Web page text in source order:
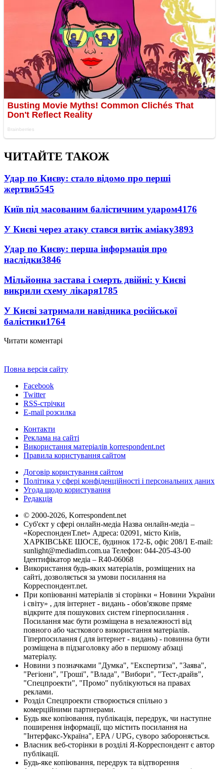
ЧИТАЙТЕ ТАКОЖ
Удар по Києву: стало відомо про перші
жертви5545
Київ під масованим балістичним ударом4176
У Києві через атаку стався витік аміаку3893
Удар по Києву: перша інформація про
наслідки3846
Мільйонна застава і смерть двійні: у Києві
викрили схему лікаря1785
У Києві затримали навідника російської
балістики1764
Читати коментарі
Повна версія сайту
Facebook
Twitter
RSS-стрічки
E-mail розсилка
Контакти
Реклама на сайті
Використання матеріалів korrespondent.net
Правила користування сайтом
Договір користування сайтом
Політика у сфері конфіденційності і персональних даних
Угода щодо користування
Редакція
© 2000-2026, Korrespondent.net
Суб'єкт у сфері онлайн-медіа Назва онлайн-медіа –
«КореспонденТ.net» Адреса: 02091, місто Київ,
ХАРКІВСЬКЕ ШОСЕ, будинок 172-Б, офіс 208/1 E-mail:
sunlight@mediadim.com.ua Телефон: 044-205-43-00
Ідентифікатор медіа – R40-06068
Використання будь-яких матеріалів, розміщених на
сайті, дозволяється за умови посилання на
Корреспондент.net.
При копіюванні матеріалів зі сторінки « Новини України
і світу» , для інтернет - видань - обов'язкове пряме
відкрите для пошукових систем гіперпосилання .
Посилання має бути розміщена в незалежності від
повного або часткового використання матеріалів.
Гіперпосилання ( для інтернет - видань) - повинна бути
розміщена в підзаголовку або в першому абзаці
матеріалу.
Новини з позначками "Думка", "Експертиза", "Заява",
"Регіони", "Гроші", "Влада", "Вибори", "Тест-драйв",
"Спецпроекти", "Промо" публікуються на правах
реклами.
Розділ Спецпроекти створюється спільно з
комерційними партнерами.
Будь яке копіювання, публікація, передрук, чи наступне
поширення інформації, що містить посилання на
"Інтерфакс-Україна", EPA / UPG, суворо забороняється.
Власник веб-сторінки в розділі Я-Корреспондент є автор
публікації.
Будь-яке копіювання, передрук та відтворення